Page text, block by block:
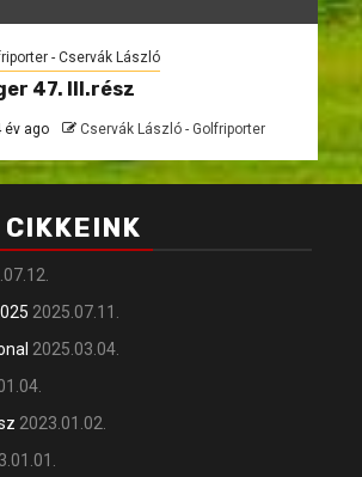
- Cservák László
47. III.rész
év ago Cservák László - Golfriporter
2025.07.11.
2025.03.04.
2023.01.02.